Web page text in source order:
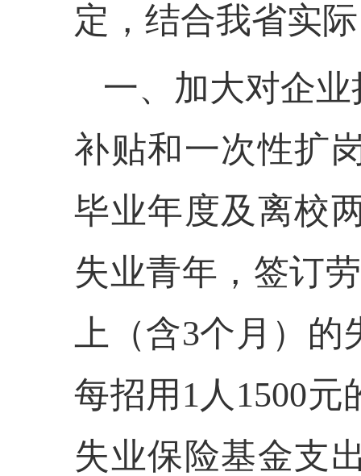
定，结合我省实
一、加大对企
补贴和一次性扩
毕业年度及离校
失业青年，签订
上（含3个月）
每招用1人1500
失业保险基金支